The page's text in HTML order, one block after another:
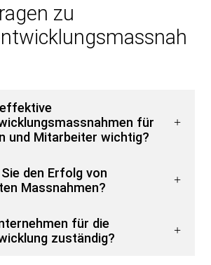
zu
für
und Mitarbeiter wichtig?
den Erfolg von
Massnahmen?
für die
zuständig?